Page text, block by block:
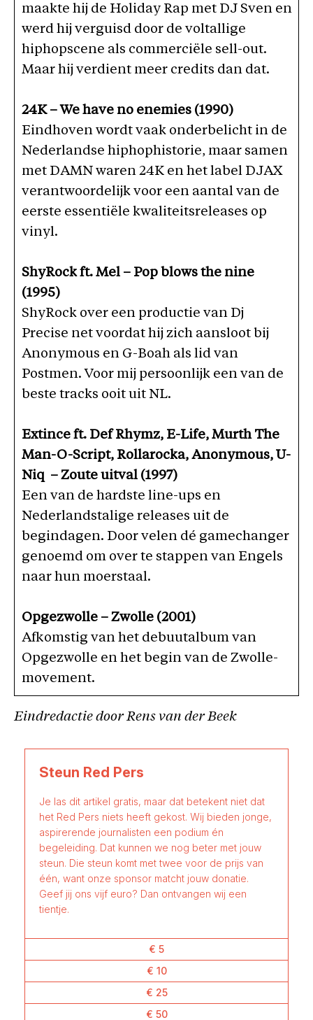
maakte hij de Holiday Rap met DJ Sven en
werd hij verguisd door de voltallige
hiphopscene als commerciële sell-out.
Maar hij verdient meer credits dan dat.
24K – We have no enemies (1990)
Eindhoven wordt vaak onderbelicht in de
Nederlandse hiphophistorie, maar samen
met DAMN waren 24K en het label DJAX
verantwoordelijk voor een aantal van de
eerste essentiële kwaliteitsreleases op
vinyl.
ShyRock ft. Mel – Pop blows the nine
(1995)
ShyRock over een productie van Dj
Precise net voordat hij zich aansloot bij
Anonymous en G-Boah als lid van
Postmen. Voor mij persoonlijk een van de
beste tracks ooit uit NL.
Extince ft. Def Rhymz, E-Life, Murth The
Man-O-Script, Rollarocka, Anonymous, U-
Niq – Zoute uitval (1997)
Een van de hardste line-ups en
Nederlandstalige releases uit de
begindagen. Door velen dé gamechanger
genoemd om over te stappen van Engels
naar hun moerstaal.
Opgezwolle – Zwolle (2001)
Afkomstig van het debuutalbum van
Opgezwolle en het begin van de Zwolle-
movement.
Eindredactie door Rens van der Beek
Steun Red Pers
Je las dit artikel gratis, maar dat betekent niet dat
het Red Pers niets heeft gekost. Wij bieden jonge,
aspirerende journalisten een podium én
begeleiding. Dat kunnen we nog beter met jouw
steun. Die steun komt met twee voor de prijs van
één, want onze sponsor matcht jouw donatie.
Geef jij ons vijf euro? Dan ontvangen wij een
tientje.
€ 5
€ 10
€ 25
€ 50